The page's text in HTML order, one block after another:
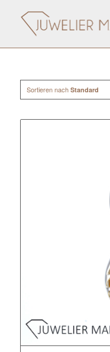
Sortieren nach Standard